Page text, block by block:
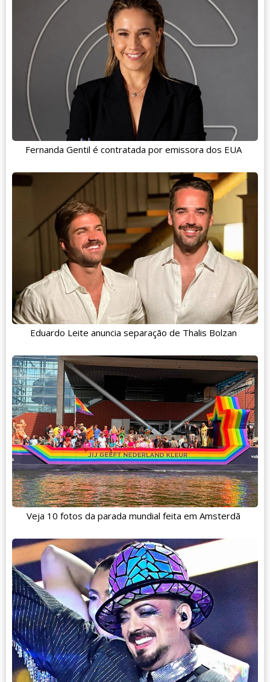
Fernanda Gentil é contratada por emissora dos EUA
Eduardo Leite anuncia separação de Thalis Bolzan
Veja 10 fotos da parada mundial feita em Amsterdã